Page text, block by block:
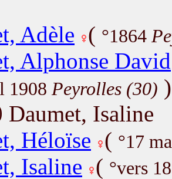
Adèle ( °1864
Alphonse David
1908 Peyrolles (30) )
Daumet, Isaline
Héloïse ( °17
Isaline ( °vers